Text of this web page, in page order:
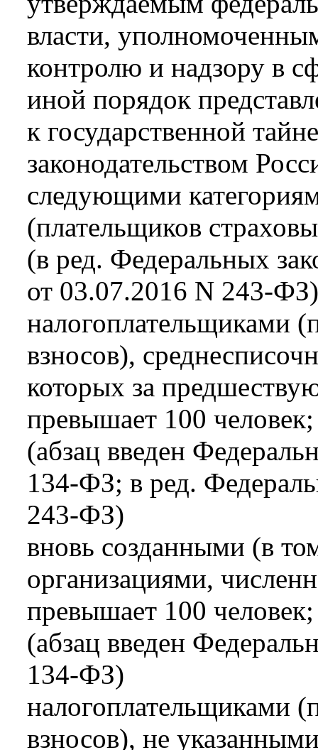
власти,
контролю и надзору в
иной порядок
к государственной
законодательством
следующими
(плательщиков
(в ред. Федеральных
от 03.07.2016 N 243-ФЗ)
налогоплательщиками
взносов),
которых за
превышает 100 человек;
(абзац введен
134-ФЗ; в ред.
243-ФЗ)
вновь созданными (в
организациями,
превышает 100 человек;
(абзац введен
134-ФЗ)
налогоплательщиками
взносов), не